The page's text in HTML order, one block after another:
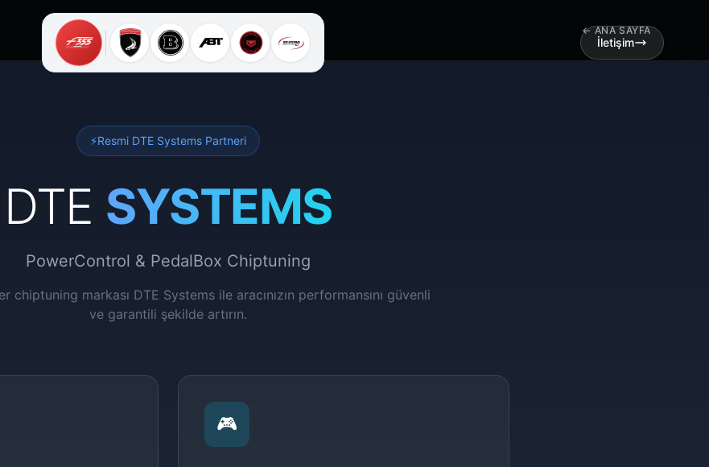
İletişim
← ANA SAYFA
⚡Resmi DTE Systems Partneri
DTE SYSTEMS
PowerControl & PedalBox Chiptuning
chiptuning markası DTE Systems ile aracınızın performansını güvenli
ve garantili şekilde artırın.
🎮